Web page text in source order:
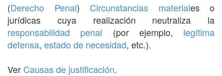
(Derecho Penal) Circunstancias materiales o
jurídicas cuya realización neutraliza la
responsabilidad penal (por ejemplo, legítima
defensa, estado de necesidad, etc.).
Ver Causas de justificación.